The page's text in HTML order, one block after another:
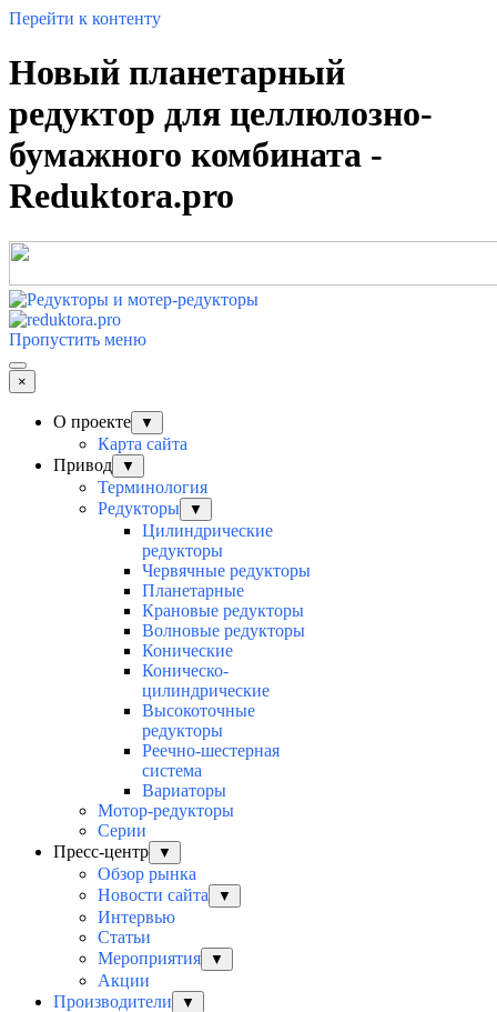
Перейти к контенту
Новый планетарный
редуктор для целлюлозно-
бумажного комбината -
Reduktora.pro
Пропустить меню
×
О проекте ▼
Карта сайта
Привод
▼
Терминология
Редукторы
▼
Цилиндрические
редукторы
Червячные редукторы
Планетарные
Крановые редукторы
Волновые редукторы
Конические
Коническо-
цилиндрические
Высокоточные
редукторы
Реечно-шестерная
система
Вариаторы
Мотор-редукторы
Серии
Пресс-центр
▼
Обзор рынка
Новости сайта
▼
Интервью
Статьи
Мероприятия
▼
Акции
Производители
▼